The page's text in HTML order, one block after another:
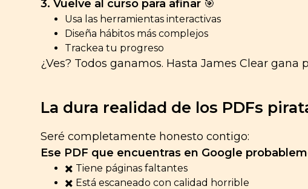
3. Vuelve al curso para afinar 🎯
Usa las herramientas interactivas
Diseña hábitos más complejos
Trackea tu progreso
¿Ves? Todos ganamos. Hasta James Clear
La dura realidad de los PDFs
Seré completamente honesto contigo:
Ese PDF que encuentras en Google
✖️ Tiene páginas faltantes
✖️ Está escaneado con calidad horrible